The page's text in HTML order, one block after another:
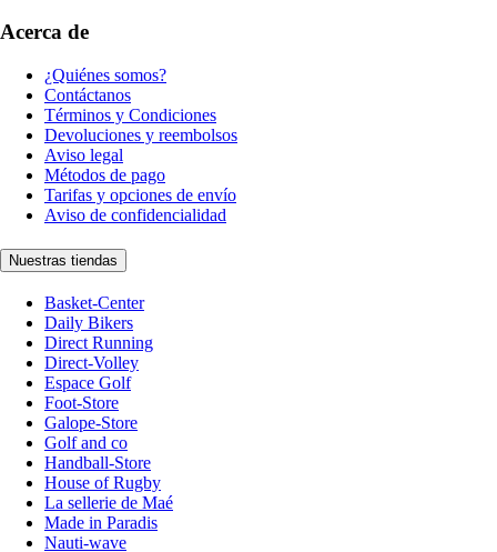
Acerca de
¿Quiénes somos?
Contáctanos
Términos y Condiciones
Devoluciones y reembolsos
Aviso legal
Métodos de pago
Tarifas y opciones de envío
Aviso de confidencialidad
Nuestras tiendas
Basket-Center
Daily Bikers
Direct Running
Direct-Volley
Espace Golf
Foot-Store
Galope-Store
Golf and co
Handball-Store
House of Rugby
La sellerie de Maé
Made in Paradis
Nauti-wave